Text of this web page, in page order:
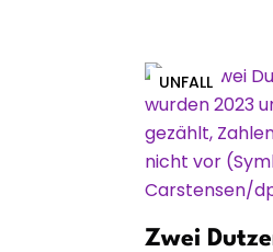
UNFALL
Zwei